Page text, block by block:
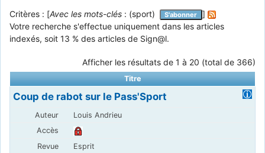
Critères : [Avec les mots-clés : (sport) S'abonner
]
Votre recherche s'effectue uniquement dans les articles
indexés, soit 13 % des articles de Sign@l.
Afficher les résultats de 1 à 20 (total de 366)
Titre
Coup de rabot sur le Pass'Sport
Louis Andrieu
Esprit